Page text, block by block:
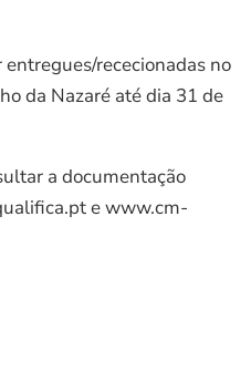
rececionadas no
da Nazaré até dia 31 de
a documentação
e www.cm-